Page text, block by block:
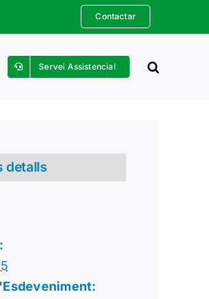
Contactar
Servei Assistencial
detalls